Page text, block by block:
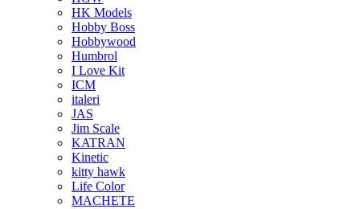
HK Models
Hobby Boss
Hobbywood
Humbrol
I Love Kit
ICM
italeri
JAS
Jim Scale
KATRAN
Kinetic
kitty hawk
Life Color
MACHETE